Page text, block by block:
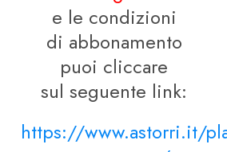
e le condizioni
di abbonamento
puoi cliccare
sul seguente link:
https://www.astorri.it/